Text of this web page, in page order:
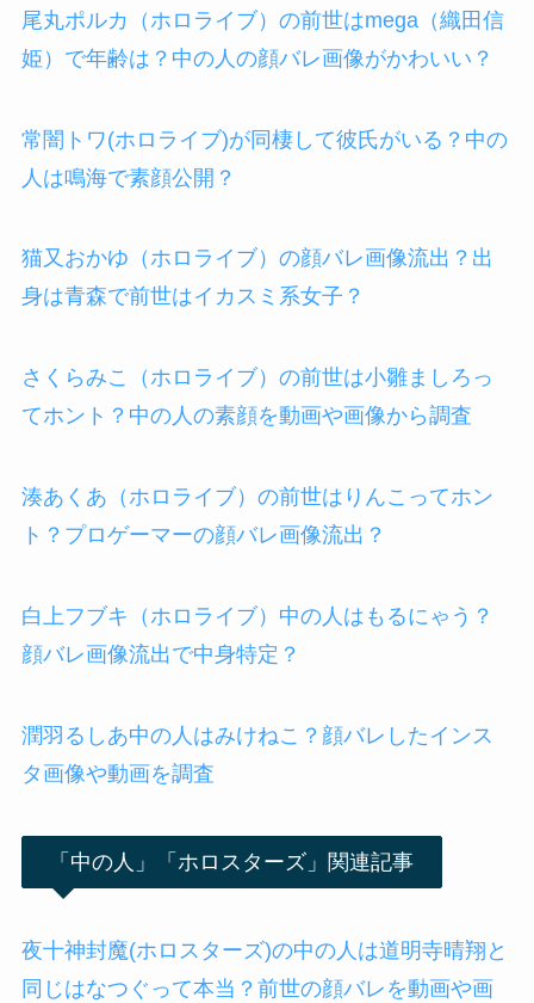
尾丸ポルカ（ホロライブ）の前世はmega（織田信
姫）で年齢は？中の人の顔バレ画像がかわいい？
常闇トワ(ホロライブ)が同棲して彼氏がいる？中の
人は鳴海で素顔公開？
猫又おかゆ（ホロライブ）の顔バレ画像流出？出
身は青森で前世はイカスミ系女子？
さくらみこ（ホロライブ）の前世は小雛ましろっ
てホント？中の人の素顔を動画や画像から調査
湊あくあ（ホロライブ）の前世はりんこってホン
ト？プロゲーマーの顔バレ画像流出？
白上フブキ（ホロライブ）中の人はもるにゃう？
顔バレ画像流出で中身特定？
潤羽るしあ中の人はみけねこ？顔バレしたインス
タ画像や動画を調査
「中の人」「ホロスターズ」関連記事
夜十神封魔(ホロスターズ)の中の人は道明寺晴翔と
同じはなつぐって本当？前世の顔バレを動画や画